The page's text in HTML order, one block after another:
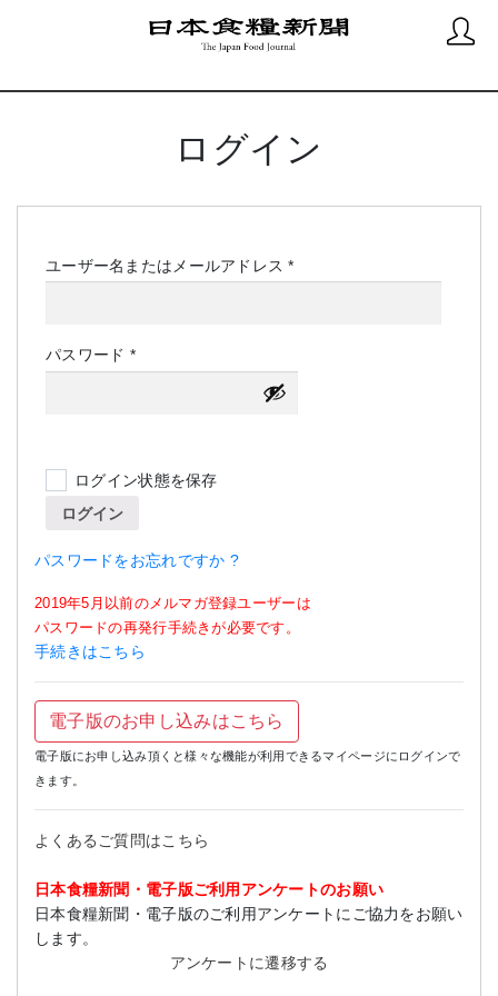
ログイン
ユーザー名またはメールアドレス*必
パスワード *必
須
ログイン状態を保存
ログイン
パスワードをお忘れですか ?
2019年5月以前のメルマガ登録ユーザーは
パスワードの再発行手続きが必要です。
手続きはこちら
電子版のお申し込みはこちら
電子版にお申し込み頂くと様々な機能が利用できるマイページにログインで
きます。
よくあるご質問はこちら
日本食糧新聞・電子版ご利用アンケートのお願い
日本食糧新聞・電子版のご利用アンケートにご協力をお願い
します。
アンケートに遷移する